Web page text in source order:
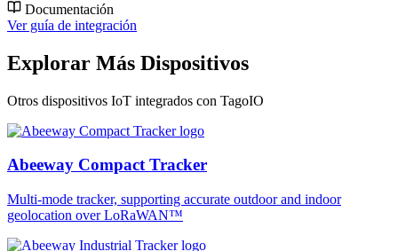
Documentación
Ver guía de integración
Explorar Más Dispositivos
Otros dispositivos IoT integrados con TagoIO
Abeeway Compact Tracker
Multi-mode tracker, supporting accurate outdoor and indoor
geolocation over LoRaWAN™